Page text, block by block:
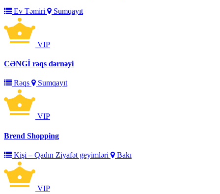
Ev Təmiri Sumqayıt
VIP
CƏNGİ rəqs dərnəyi
Rəqs Sumqayıt
VIP
Brend Shopping
Kişi – Qadın Ziyafət geyimləri Bakı
VIP